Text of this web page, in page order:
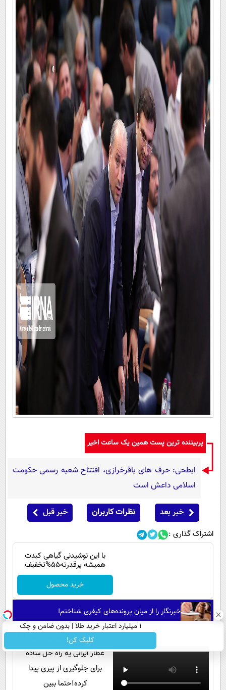
پربیننده ترین پست همین یک ساعت اخیر
ابطحی: حرف های باقرخرازی، افتتاح شعبه رسمی حکومت
اسلامی داعش است
خبر بعد نظرات کاربران خبر قبل
اشتراک گذاری :
با این نوشیدنی گیاهی کبدت
همیشه پرقدرته55%تخفیف
خرید محصول
خبرنگار را از میان پرونده‌های کیفری شناختم!
عطار ایرانی یه راه حل ساده
برای جلوگیری از پیری پیدا
کرده!حتما ببین
۱ میلیارد اعتبار خرید طلا | بدون ضامن و چک
کلیک کن!